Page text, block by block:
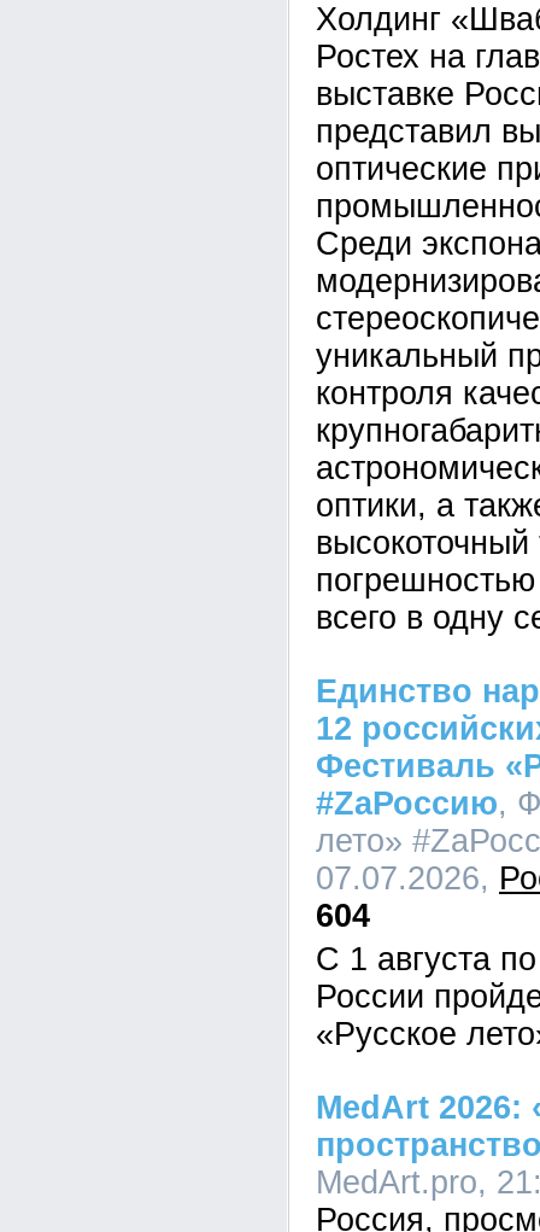
Холдинг
Ростех на
выставке
представил
оптические
Среди
уникальный
контроля
оптики, а
высокоточный
всего в одну
Единство
12
Фестиваль
#ZaРоссию,
лето»
07.07.2026,
604
С 1 августа
России
«Русское
MedArt 2026:
MedArt.pro,
Россия